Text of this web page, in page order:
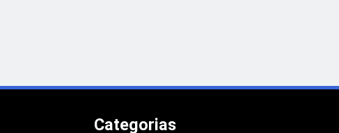
Categorias